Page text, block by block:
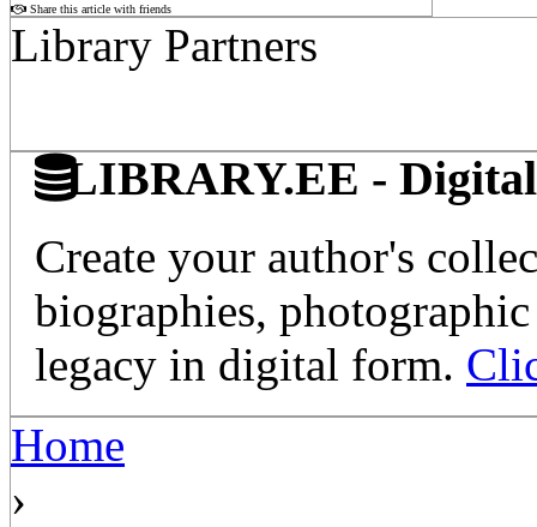
Share this article with friends
Library Partners
LIBRARY.EE -
Create your author's
biographies,
legacy in digital form.
Home
›